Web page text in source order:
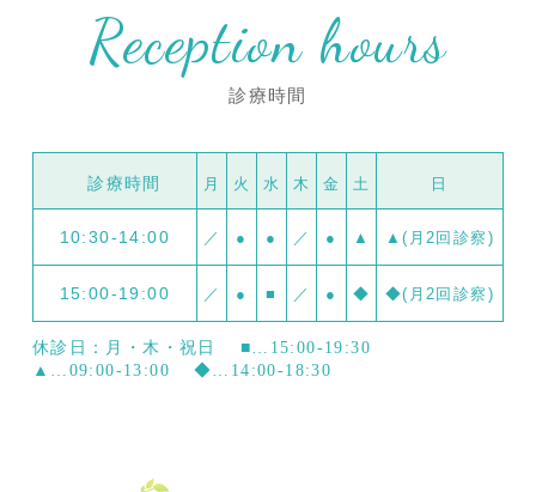
診療時間
Reception hours
診療時間 月 火 水 木 金 土 日
10:30-14:00 ／ ● ● ／ ● ▲ ▲(月2回診察)
15:00-19:00 ／ ● ■ ／ ● ◆ ◆(月2回診察)
休診日：月・木・祝日
■…15:00-19:30
▲…09:00-13:00
◆…14:00-18:30